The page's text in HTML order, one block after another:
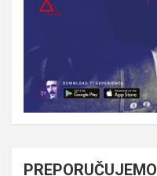
PREPORUČUJEMO